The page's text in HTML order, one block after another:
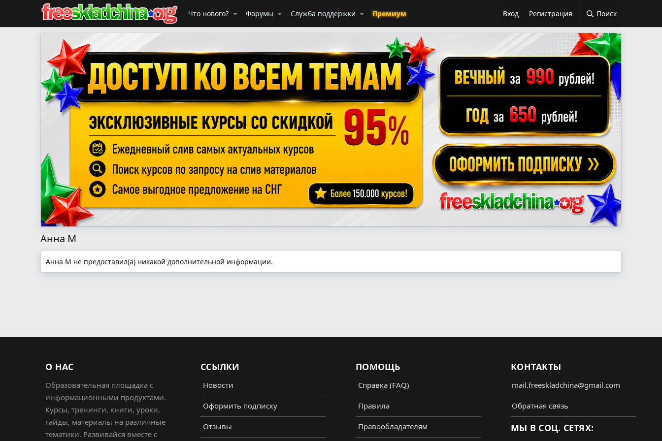
Что нового? Форумы Служба поддержки Премиум Вход Регистрация Поиск
Анна М
Анна М не предоставил(а) никакой дополнительной информации.
О НАС
Образовательная площадка с
информационными продуктами.
Курсы, тренинги, книги, уроки,
гайды, материалы на различные
тематики. Развивайся вместе с
ССЫЛКИ
Новости
Оформить подписку
Отзывы
ПОМОЩЬ
Справка (FAQ)
Правила
Правообладателям
КОНТАКТЫ
mail.freeskladchina@gmail.com
Обратная связь
МЫ В СОЦ. СЕТЯХ: